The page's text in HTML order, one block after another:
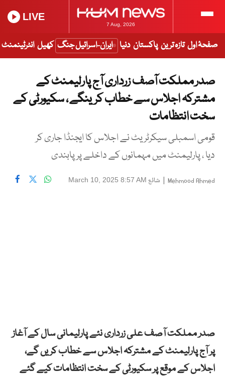
7 Aug, 2026
LIVE
صفحۂ اول تازہ ترین پاکستان دنیا ایران-اسرائیل جنگ کھیل انٹرٹینمنٹ
صدر مملکت آصف زرداری آج پارلیمنٹ کے
مشترکہ اجلاس سے خطاب کرینگے ، سکیورٹی کے
سخت انتظامات
قومی اسمبلی سیکرٹریٹ نے اجلاس کا ایجنڈا جاری کر
دیا ، پارلیمنٹ میں مہمانوں کے داخلے پر پابندی
Mehmood Ahmed
| شائع March 10, 2025 8:57 AM
صدر مملکت آصف علی زرداری نئے پارلیمانی سال کے آغاز
پر آج پارلیمنٹ کے مشترکہ اجلاس سے خطاب کریں گے،
اجلاس کے موقع پر سکیورٹی کے سخت انتظامات کیے گئے